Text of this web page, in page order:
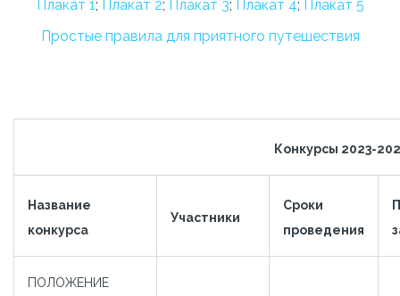
Плакат 1; Плакат 2; Плакат 3; Плакат 4; Плакат 5
Простые правила для приятного путешествия
Конкурсы 2023-
Название
конкурса
Участники
Сроки
проведения
ПОЛОЖЕНИЕ